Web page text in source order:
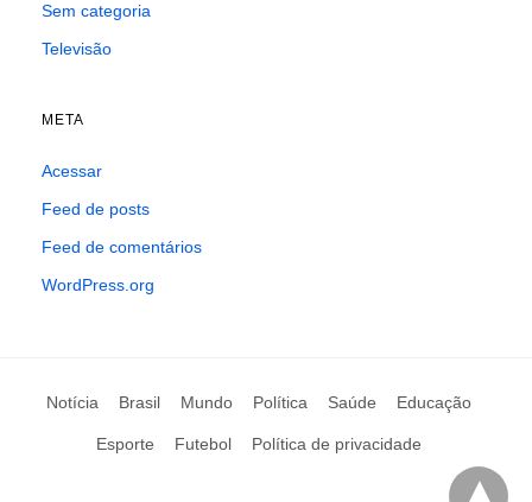
Sem categoria
Televisão
META
Acessar
Feed de posts
Feed de comentários
WordPress.org
Notícia Brasil Mundo Política Saúde Educação
Esporte Futebol Política de privacidade